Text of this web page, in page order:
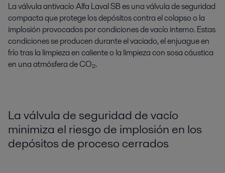
La válvula antivacío Alfa Laval SB es una válvula de seguridad
compacta que protege los depósitos contra el colapso o la
implosión provocados por condiciones de vacío interno. Estas
condiciones se producen durante el vaciado, el enjuague en
frío tras la limpieza en caliente o la limpieza con sosa cáustica
en una atmósfera de CO₂.
La válvula de seguridad de vacío
minimiza el riesgo de implosión en los
depósitos de proceso cerrados